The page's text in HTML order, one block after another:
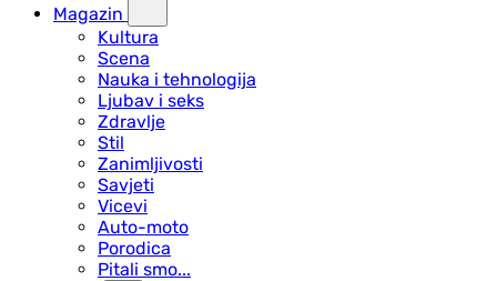
Magazin
Kultura
Scena
Nauka i tehnologija
Ljubav i seks
Zdravlje
Stil
Zanimljivosti
Savjeti
Vicevi
Auto-moto
Porodica
Pitali smo...